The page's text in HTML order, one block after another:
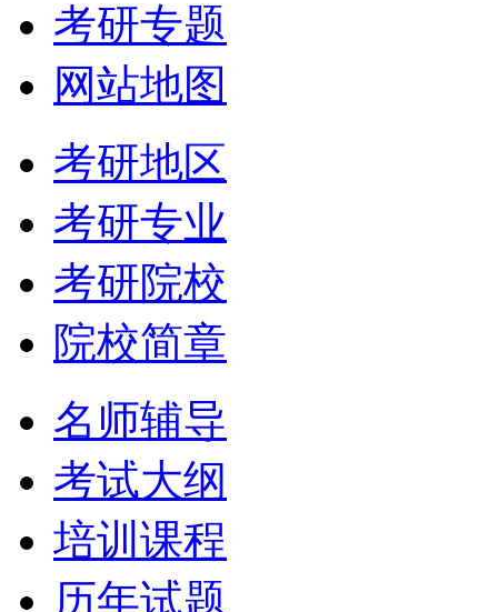
考研专题
网站地图
考研地区
考研专业
考研院校
院校简章
名师辅导
考试大纲
培训课程
历年试题